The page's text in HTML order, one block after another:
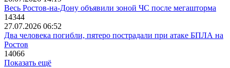
Весь Ростов-на-Дону объявили зоной ЧС после мегашторма
14344
27.07.2026 06:52
Два человека погибли, пятеро пострадали при атаке БПЛА на
Ростов
14066
Показать ещё